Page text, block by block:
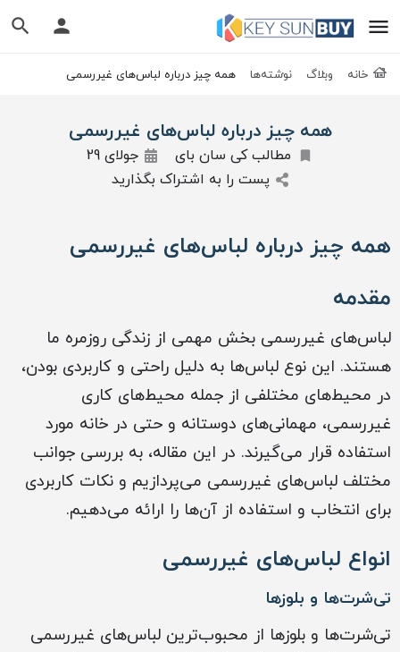
خانه وبلاگ نوشته‌ها همه چیز درباره لباس‌های غیررسمی
همه چیز درباره لباس‌های غیررسمی
مطالب کی سان بای
جولای 29
پست را به اشتراک بگذارید
همه چیز درباره لباس‌های غیررسمی
مقدمه
لباس‌های غیررسمی بخش مهمی از زندگی روزمره ما
هستند. این نوع لباس‌ها به دلیل راحتی و کاربردی بودن،
در محیط‌های مختلفی از جمله محیط‌های کاری
غیررسمی، مهمانی‌های دوستانه و حتی در خانه مورد
استفاده قرار می‌گیرند. در این مقاله، به بررسی جوانب
مختلف لباس‌های غیررسمی می‌پردازیم و نکات کاربردی
برای انتخاب و استفاده از آن‌ها را ارائه می‌دهیم.
انواع لباس‌های غیررسمی
تی‌شرت‌ها و بلوزها
تی‌شرت‌ها و بلوزها از محبوب‌ترین لباس‌های غیررسمی